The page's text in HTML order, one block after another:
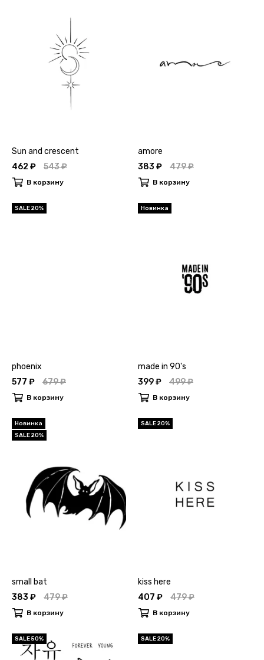
Sun and crescent
462 ₽
543 ₽
В корзину
amore
383 ₽
479 ₽
В корзину
SALE 20%
phoenix
577 ₽
679 ₽
В корзину
Новинка
made in 90's
399 ₽
499 ₽
В корзину
Новинка
SALE 20%
small bat
383 ₽
479 ₽
В корзину
SALE 20%
kiss here
407 ₽
479 ₽
В корзину
SALE 50% SALE 20%